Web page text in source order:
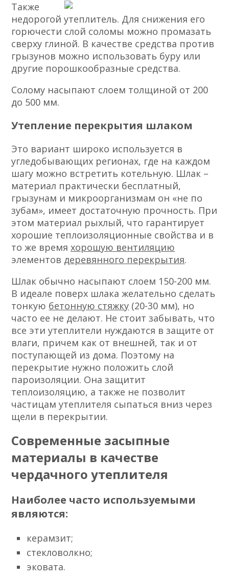
Также
недорогой утеплитель. Для снижения его
горючести слой соломы можно промазать
сверху глиной. В качестве средства против
грызунов можно использовать буру или
другие порошкообразные средства.
Солому насыпают слоем толщиной от 200
до 500 мм.
Утепление перекрытия шлаком
Это вариант широко используется в
угледобывающих регионах, где на каждом
шагу можно встретить котельную. Шлак –
материал практически бесплатный,
грызунам и микроорганизмам он «не по
зубам», имеет достаточную прочность. При
этом материал рыхлый, что гарантирует
хорошие теплоизоляционные свойства и в
то же времяхорошую вентиляцию
элементов деревянного перекрытия.
Шлак обычно насыпают слоем 150-200 мм.
В идеале поверх шлака желательно сделать
тонкую бетонную стяжку (20-30 мм), но
часто ее не делают. Не стоит забывать, что
все эти утеплители нуждаются в защите от
влаги, причем как от внешней, так и от
поступающей из дома. Поэтому на
перекрытие нужно положить слой
пароизоляции. Она защитит
теплоизоляцию, а также не позволит
частицам утеплителя сыпаться вниз через
щели в перекрытии.
Современные засыпные
материалы в качестве
чердачного утеплителя
Наиболее часто используемыми
являются:
керамзит;
стекловолкно;
эковата.